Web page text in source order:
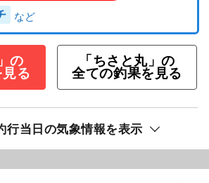
の
る
「ちさと丸」の
全ての釣果を見る
行当日の気象情報を表示